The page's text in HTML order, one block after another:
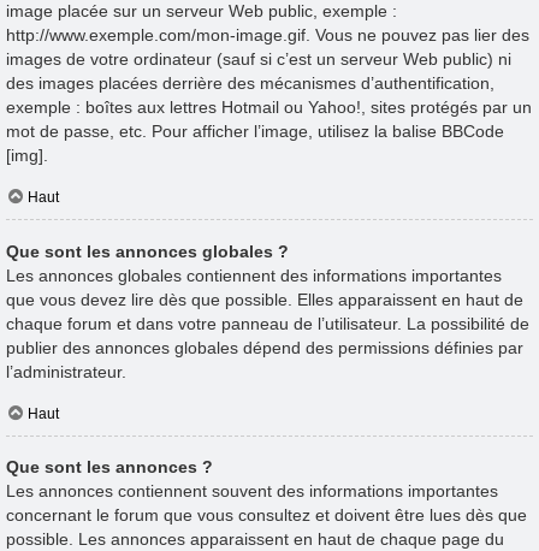
image placée sur un serveur Web public, exemple :
http://www.exemple.com/mon-image.gif. Vous ne pouvez pas lier des
images de votre ordinateur (sauf si c’est un serveur Web public) ni
des images placées derrière des mécanismes d’authentification,
exemple : boîtes aux lettres Hotmail ou Yahoo!, sites protégés par un
mot de passe, etc. Pour afficher l’image, utilisez la balise BBCode
[img].
Haut
Que sont les annonces globales ?
Les annonces globales contiennent des informations importantes
que vous devez lire dès que possible. Elles apparaissent en haut de
chaque forum et dans votre panneau de l’utilisateur. La possibilité de
publier des annonces globales dépend des permissions définies par
l’administrateur.
Haut
Que sont les annonces ?
Les annonces contiennent souvent des informations importantes
concernant le forum que vous consultez et doivent être lues dès que
possible. Les annonces apparaissent en haut de chaque page du